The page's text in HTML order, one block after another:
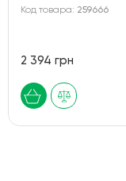
Код товара: 259666
2 394 грн